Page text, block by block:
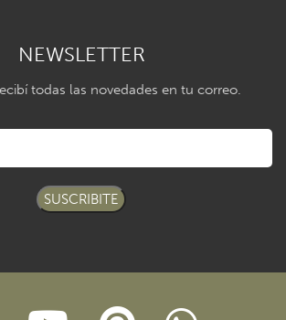
NEWSLETTER
todas las novedades en tu correo.
SUSCRIBITE